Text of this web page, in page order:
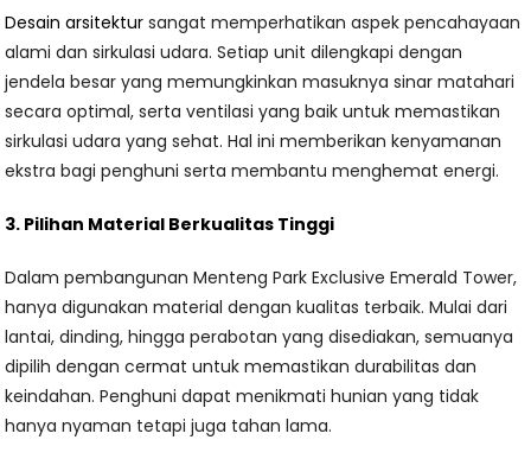
Desain arsitektur sangat memperhatikan aspek pencahayaan
alami dan sirkulasi udara. Setiap unit dilengkapi dengan
jendela besar yang memungkinkan masuknya sinar matahari
secara optimal, serta ventilasi yang baik untuk memastikan
sirkulasi udara yang sehat. Hal ini memberikan kenyamanan
ekstra bagi penghuni serta membantu menghemat energi.
3. Pilihan Material Berkualitas Tinggi
Dalam pembangunan Menteng Park Exclusive Emerald Tower,
hanya digunakan material dengan kualitas terbaik. Mulai dari
lantai, dinding, hingga perabotan yang disediakan, semuanya
dipilih dengan cermat untuk memastikan durabilitas dan
keindahan. Penghuni dapat menikmati hunian yang tidak
hanya nyaman tetapi juga tahan lama.